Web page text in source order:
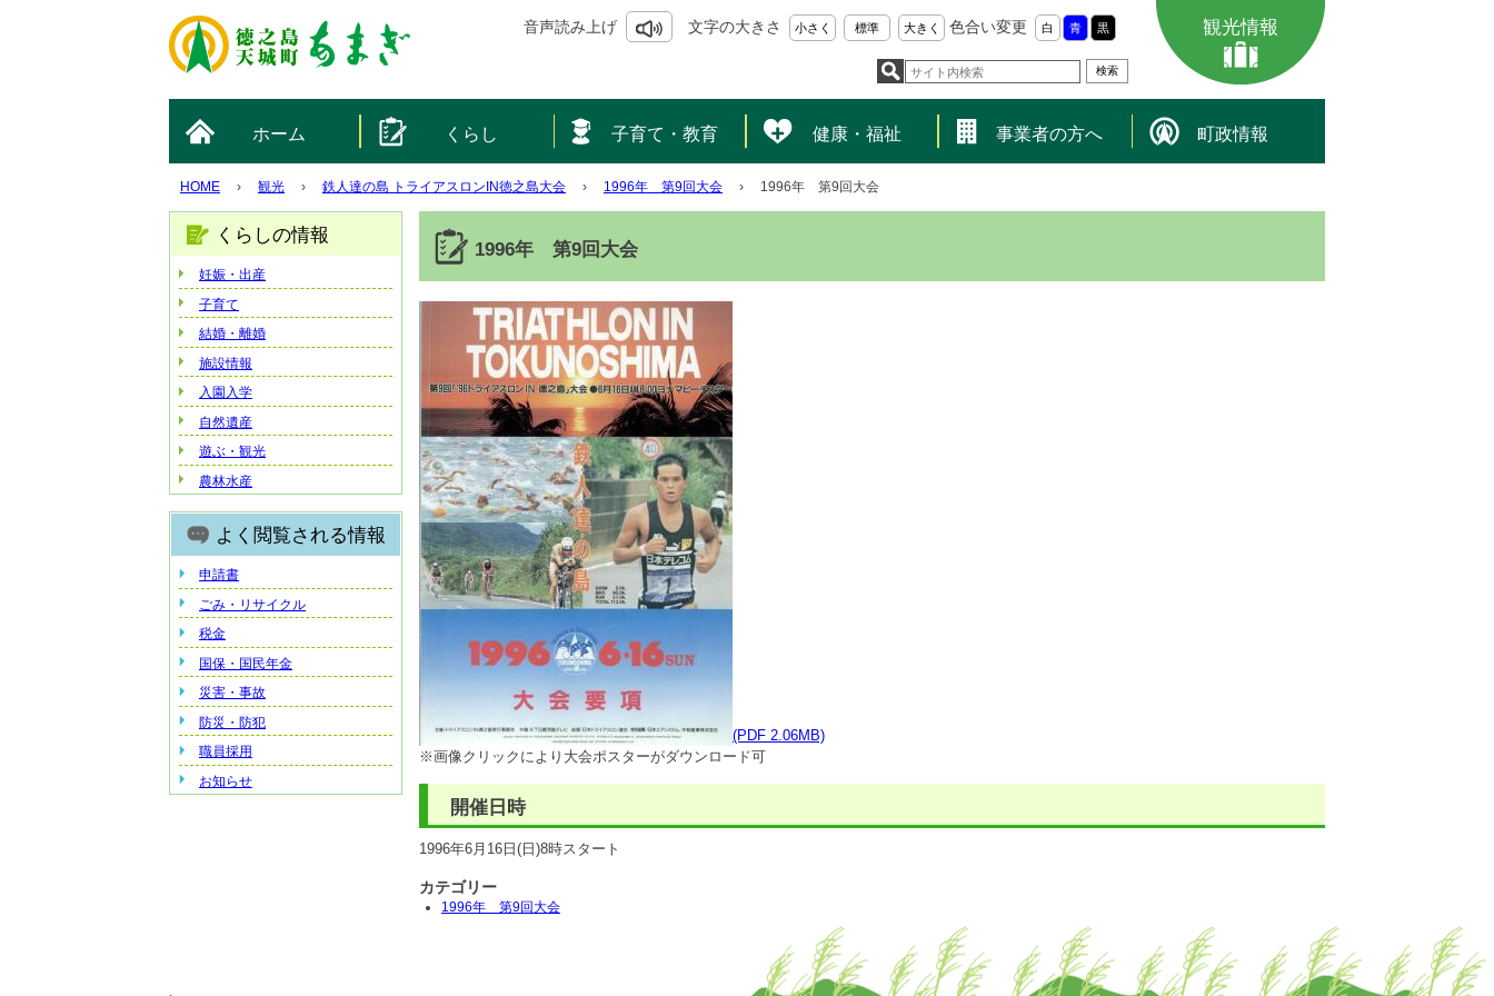
音声読み上げ 文字の大きさ 小さく 標準 大きく 色合い変更 白 青 黒 観光情報
ホーム くらし 子育て・教育 健康・福祉 事業者の方へ 町政情報
HOME › 観光 › 鉄人達の島 トライアスロンIN徳之島大会 › 1996年 第9回大会 › 1996年 第9回大会
1996年 第9回大会
(PDF 2.06MB)
※画像クリックにより大会ポスターがダウンロード可
開催日時
1996年6月16日(日)8時スタート
カテゴリー
1996年 第9回大会
くらしの情報
妊娠・出産
子育て
結婚・離婚
施設情報
入園入学
自然遺産
遊ぶ・観光
農林水産
よく閲覧される情報
申請書
ごみ・リサイクル
税金
国保・国民年金
災害・事故
防災・防犯
職員採用
お知らせ